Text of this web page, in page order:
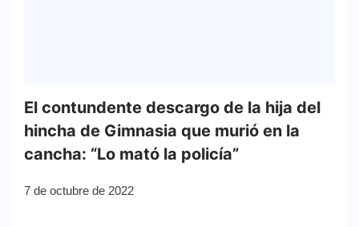
El contundente descargo de la hija del
hincha de Gimnasia que murió en la
cancha: “Lo mató la policía”
7 de octubre de 2022